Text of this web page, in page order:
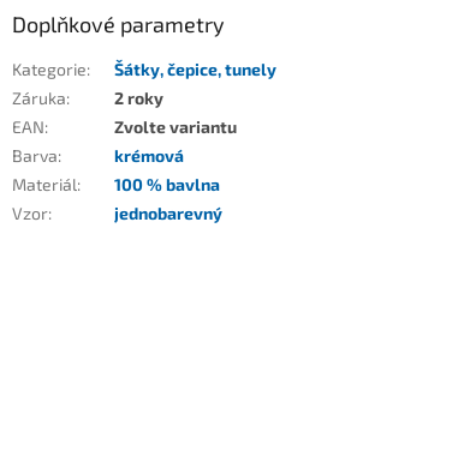
Doplňkové parametry
Kategorie:
Šátky, čepice, tunely
Záruka:
2 roky
EAN:
Zvolte variantu
Barva:
krémová
Materiál:
100 % bavlna
Vzor: jednobarevný